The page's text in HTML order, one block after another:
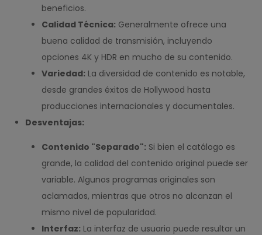
beneficios.
Calidad Técnica: Generalmente ofrece una
buena calidad de transmisión, incluyendo
opciones 4K y HDR en mucho de su contenido.
Variedad: La diversidad de contenido es notable,
desde grandes éxitos de Hollywood hasta
producciones internacionales y documentales.
Desventajas:
Contenido "Separado": Si bien el catálogo es
grande, la calidad del contenido original puede ser
variable. Algunos programas originales son
aclamados, mientras que otros no alcanzan el
mismo nivel de popularidad.
Interfaz: La interfaz de usuario puede resultar un